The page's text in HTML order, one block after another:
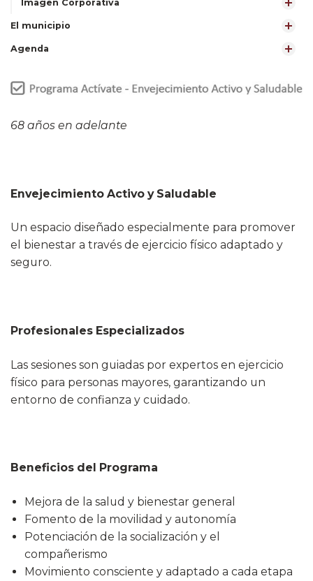
Imagen Corporativa
El municipio
Agenda
68 años en adelante
Envejecimiento Activo y Saludable
Un espacio diseñado especialmente para promover
el bienestar a través de ejercicio físico adaptado y
seguro.
Profesionales Especializados
Las sesiones son guiadas por expertos en ejercicio
físico para personas mayores, garantizando un
entorno de confianza y cuidado.
Beneficios del Programa
Mejora de la salud y bienestar general
Fomento de la movilidad y autonomía
Potenciación de la socialización y el
compañerismo
Movimiento consciente y adaptado a cada etapa